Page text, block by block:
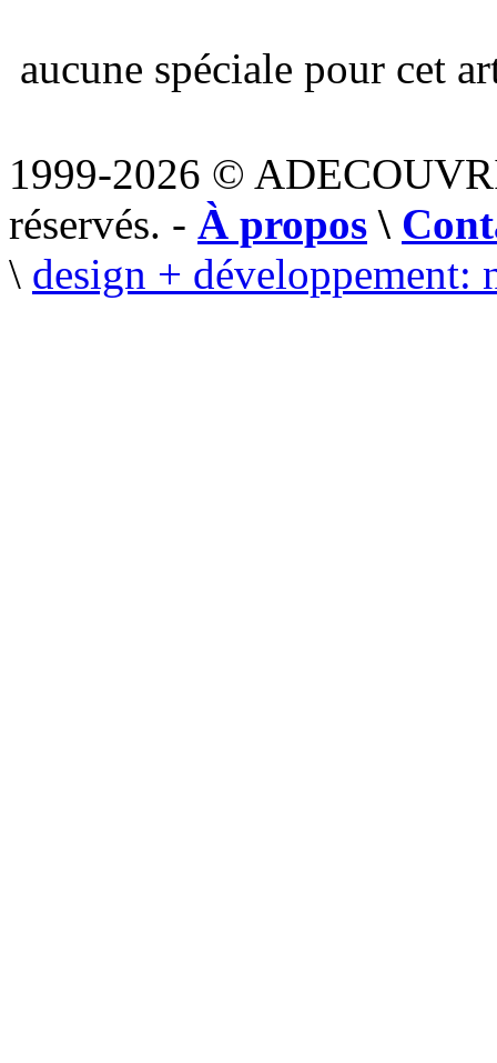
aucune spéciale pour cet
1999-2026 ©
réservés. - À propos \
\ design + développement: